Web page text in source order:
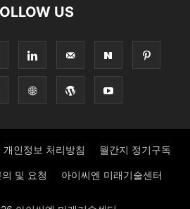
US
개인정보 처리방침 월간지 정기구독
의 및 요청 아이씨엔 미래기술센터